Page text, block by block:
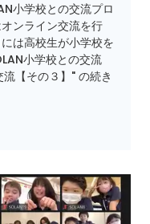
小学校との交流プロ
ンライン交流を行
は高校生が小学校を
小学校との交流
流【その３】" の続き